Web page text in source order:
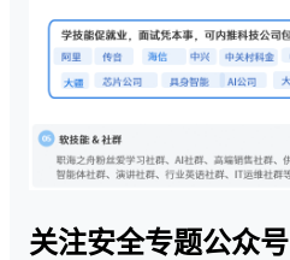
关注安全专题公众号